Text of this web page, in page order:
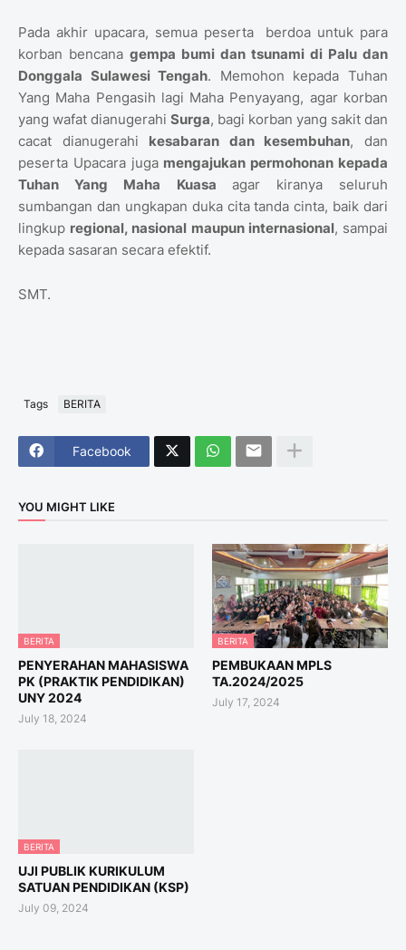
Pada akhir upacara, semua peserta berdoa untuk para
korban bencana gempa bumi dan tsunami di Palu dan
Donggala Sulawesi Tengah. Memohon kepada Tuhan
Yang Maha Pengasih lagi Maha Penyayang, agar korban
yang wafat dianugerahi Surga, bagi korban yang sakit dan
cacat dianugerahi kesabaran dan kesembuhan, dan
peserta Upacara juga mengajukan permohonan kepada
Tuhan Yang Maha Kuasa agar kiranya seluruh
sumbangan dan ungkapan duka cita tanda cinta, baik dari
lingkup regional, nasional maupun internasional, sampai
kepada sasaran secara efektif.
SMT.
Tags BERITA
Facebook
YOU MIGHT LIKE
BERITA
PENYERAHAN MAHASISWA
PK (PRAKTIK PENDIDIKAN)
UNY 2024
July 18, 2024
BERITA
PEMBUKAAN MPLS
TA.2024/2025
July 17, 2024
BERITA
UJI PUBLIK KURIKULUM
SATUAN PENDIDIKAN (KSP)
July 09, 2024